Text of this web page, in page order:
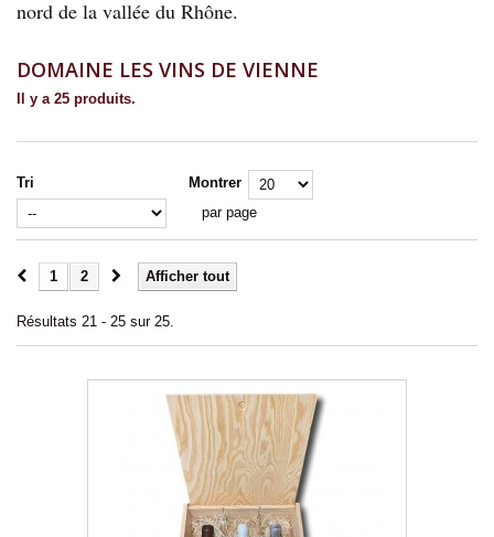
nord de la vallée du Rhône.
DOMAINE LES VINS DE VIENNE
Il y a 25 produits.
Tri
Montrer
par page
Afficher tout
1 2
Résultats 21 - 25 sur 25.